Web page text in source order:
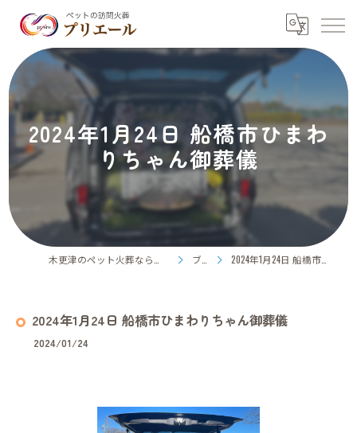
2024年1月24日 船橋市ひまわ
りちゃん御葬儀
ブログ 2024年1月24日 船橋市ひまわりちゃん御葬儀
2024年1月24日 船橋市ひまわりちゃん御葬儀
2024/01/24